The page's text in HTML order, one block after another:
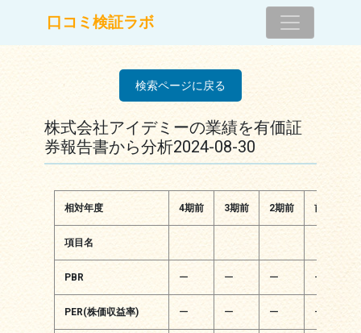
メインナビゲーション
口コミ検証ラボ
検索ページに戻る
株式会社アイデミーの業績を有価証
券報告書から分析2024-08-30
相対年度 4期前 3期前 2期前 前期
項目名
PBR ー ー ー ー
PER(株価収益率) ー ー ー ー